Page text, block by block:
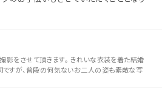
撮影をさせて頂きます。 きれいな衣装を着た結婚
すが、普段の何気ないお二人の姿も素敵な写